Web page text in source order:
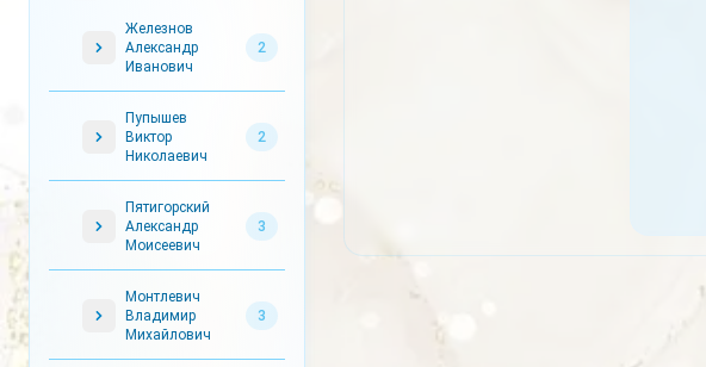
Железнов
Александр
Иванович
2
Пупышев
Виктор
Николаевич
2
Пятигорский
Александр
Моисеевич
3
Монтлевич
Владимир
Михайлович
3